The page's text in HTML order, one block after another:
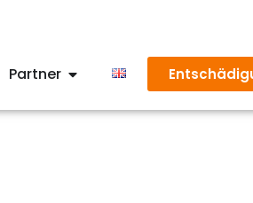
Partner